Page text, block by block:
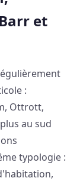
et
:
Ottrott,
au sud
typologie :